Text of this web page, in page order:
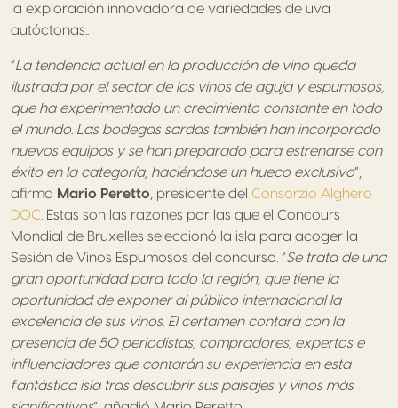
la exploración innovadora de variedades de uva
autóctonas..
“La tendencia actual en la producción de vino queda
ilustrada por el sector de los vinos de aguja y espumosos,
que ha experimentado un crecimiento constante en todo
el mundo. Las bodegas sardas también han incorporado
nuevos equipos y se han preparado para estrenarse con
éxito en la categoría, haciéndose un hueco exclusivo“,
afirma Mario Peretto , presidente del Consorzio Alghero
DOC . Estas son las razones por las que el Concours
Mondial de Bruxelles seleccionó la isla para acoger la
Sesión de Vinos Espumosos del concurso. “Se trata de una
gran oportunidad para todo la región, que tiene la
oportunidad de exponer al público internacional la
excelencia de sus vinos. El certamen contará con la
presencia de 50 periodistas, compradores, expertos e
influenciadores que contarán su experiencia en esta
fantástica isla tras descubrir sus paisajes y vinos más